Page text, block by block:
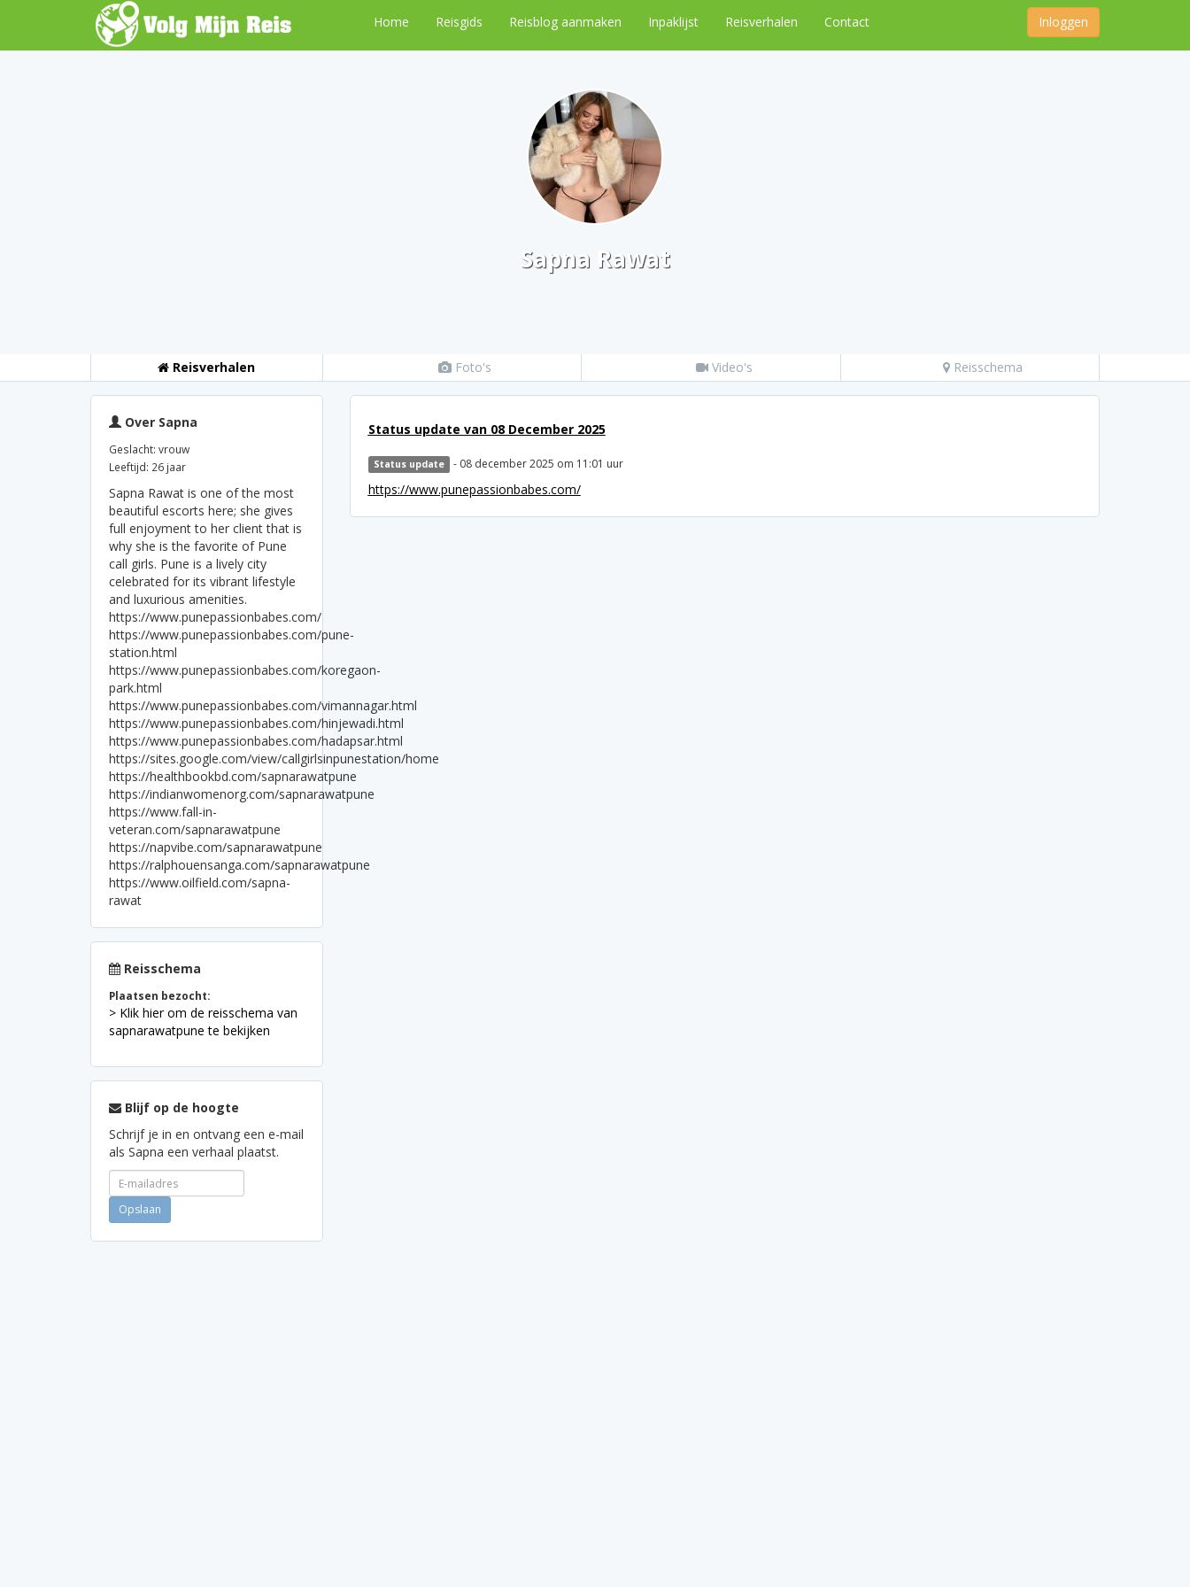
Home Reisgids Reisblog aanmaken Inpaklijst Reisverhalen Contact Inloggen
Sapna Rawat
Reisverhalen Foto's Video's Reisschema
Over Sapna
Geslacht: vrouw
Leeftijd: 26 jaar
Sapna Rawat is one of the most
beautiful escorts here; she gives
full enjoyment to her client that is
why she is the favorite of Pune
call girls. Pune is a lively city
celebrated for its vibrant lifestyle
and luxurious amenities.
https://www.punepassionbabes.com/
https://www.punepassionbabes.com/pune-
station.html
https://www.punepassionbabes.com/koregaon-
park.html
https://www.punepassionbabes.com/vimannagar.html
https://www.punepassionbabes.com/hinjewadi.html
https://www.punepassionbabes.com/hadapsar.html
https://sites.google.com/view/callgirlsinpunestation/home
https://healthbookbd.com/sapnarawatpune
https://indianwomenorg.com/sapnarawatpune
https://www.fall-in-
veteran.com/sapnarawatpune
https://napvibe.com/sapnarawatpune
https://ralphouensanga.com/sapnarawatpune
https://www.oilfield.com/sapna-
rawat
Reisschema
Plaatsen bezocht:
> Klik hier om de reisschema van
sapnarawatpune te bekijken
Blijf op de hoogte
Schrijf je in en ontvang een e-mail
als Sapna een verhaal plaatst.
Status update van 08 December 2025
Status update - 08 december 2025 om 11:01 uur
https://www.punepassionbabes.com/